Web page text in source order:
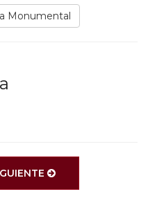
Monumental